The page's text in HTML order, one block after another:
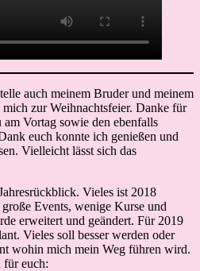
auch meinem Bruder und meinem
mich zur Weihnachtsfeier. Danke für
Vortag sowie den ebenfalls
euch konnte ich genießen und
Vielleicht lässt sich das
Vieles ist 2018
Events, wenige Kurse und
erweitert und geändert. Für 2019
Vieles soll besser werden oder
wohin mich mein Weg führen wird.
für euch: